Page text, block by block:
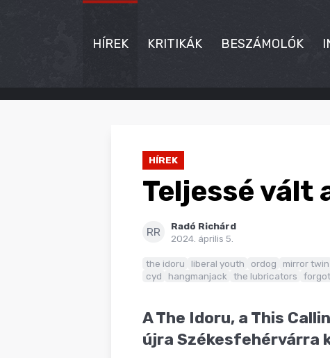
HÍREK KRITIKÁK BESZÁMOLÓK
HÍREK
HÍREK
Teljessé vált
RR
Radó Richárd
2024. április 5.
the idoru liberal youth ordog mirror twin
cyd
hangmanjack the lubricators
A The Idoru, a This
újra Székesfehérvárra